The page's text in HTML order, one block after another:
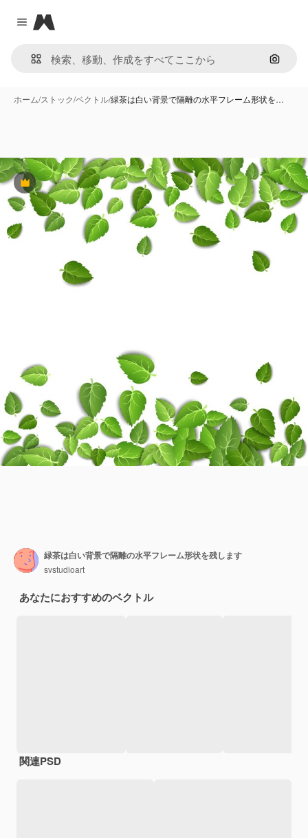
Close menu
Magnific
画像で
ホーム/ストック/ベクトル/緑茶は白い背景で隔離の水平フレーム形状を…
Premium
緑茶は白い背景で隔離の水平フレーム形状を残します
svstudioart
あなたにおすすめのベクトル
関連PSD